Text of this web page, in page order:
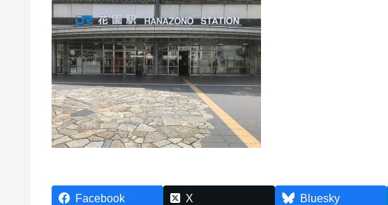
Facebook X Bluesky